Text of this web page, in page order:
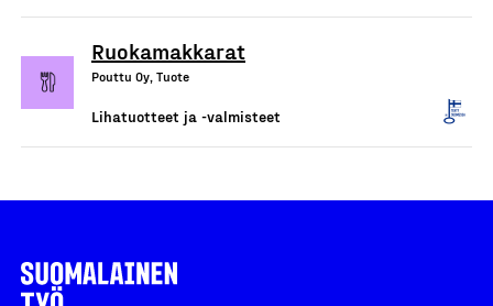
Ruokamakkarat
Pouttu Oy, Tuote
Lihatuotteet ja -valmisteet